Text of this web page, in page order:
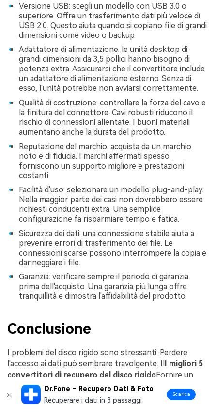
Versione USB: scegli un modello con USB 3.0 o
superiore. Offre un trasferimento dati più veloce di
USB 2.0. Questo aiuta quando si copiano file di grandi
dimensioni come video o backup.
Adattatore di alimentazione: le unità desktop di
grandi dimensioni da 3,5 pollici hanno bisogno di
potenza extra. Assicurarsi che il convertitore include
un adattatore di alimentazione esterno. Senza di
esso, l'unità potrebbe non avviarsi correttamente.
Qualità di costruzione: controllare la forza del cavo e
la finitura del connettore. Cavi robusti riducono il
rischio di connessioni allentate. I buoni materiali
aumentano anche la durata del prodotto.
Reputazione del marchio: acquista da un marchio
noto e di fiducia. I marchi affermati spesso
forniscono un supporto migliore e prestazioni
costanti.
Facilità d'uso: selezionare un modello plug-and-play.
Nella maggior parte dei casi non dovrebbero essere
richiesti conducenti extra. Una semplice
configurazione fa risparmiare tempo e fatica.
Sicurezza dei dati: una connessione stabile aiuta a
prevenire errori di trasferimento dei file. Le
connessioni scarse possono interrompere la copia e
danneggiare i file.
Garanzia: verificare sempre il periodo di garanzia
prima dell'acquisto. Una garanzia più lunga offre
tranquillità e dimostra l'affidabilità del prodotto.
Conclusione
I problemi del disco rigido sono stressanti. Perdere
l'accesso ai dati può sembrare travolgente. Il I migliori 5
convertitori di recupero del disco rigidoFornire un
modo semplice per accedere alle unità interne. Sono utili
per il trasferimento di file e il backup dei dati.
Dr.Fone – Recupero Dati & Foto
Recuperare i dati in 3 passaggi
Scarica